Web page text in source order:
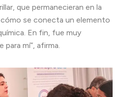
que permanecieran en la
se conecta un elemento
En fin, fue muy
mí”, afirma.